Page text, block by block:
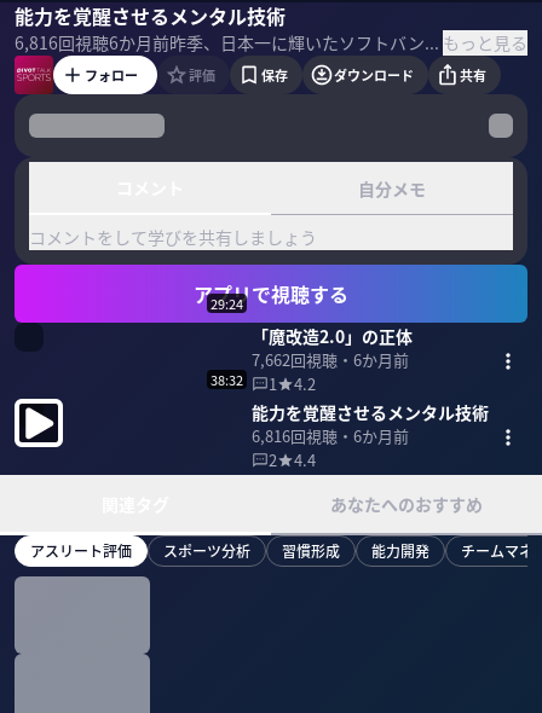
能力を覚醒させるメンタル技術
6,816回視聴6か月前 昨季、日本一に輝いたソフトバンクホークス。その躍進を支えた影の立役者が、「メンタルは性格ではなく技術である」と説く伴元裕氏。ビジネスや教育の現場でも応用できる、大舞台で結果を出すための「メンタルスキル」に迫る。 ＜ゲスト＞ 斎藤 隆｜野球解説者 伴 元裕 ｜メンタルパフォーマンスコーチ 岡田友輔｜DELTA社長 ＜目次＞ もっと見る
岡田友輔斎藤隆西川典孝
フォロー 評価 保存 ダウンロード 共有
自分メモ
コメントをして学びを共有しましょう
アプリで視聴する
29:24
「魔改造2.0」の正体
7,662回視聴・ 6か月前
1
4.2
38:32
能力を覚醒させるメンタル技術
6,816回視聴・ 6か月前
2
4.4
あなたへのおすすめ
アスリート評価 スポーツ分析 習慣形成 能力開発 チームマネ